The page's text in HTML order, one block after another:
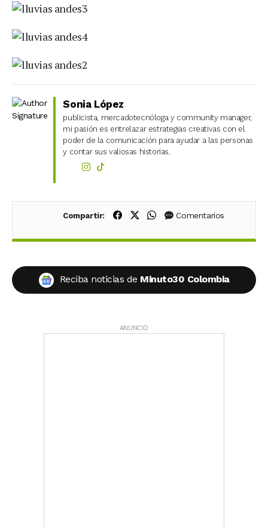
Sonia López
publicista, mercadotecnóloga y community manager,
mi pasión es entrelazar estrategias creativas con el
poder de la comunicación para ayudar a las personas
y contar sus valiosas historias.
Compartir: Compartir en Facebook
Compartir en X (Twitter)
Compartir en WhatsApp
Comentarios
Reciba noticias de Minuto30 Colombia
ANUNCIO